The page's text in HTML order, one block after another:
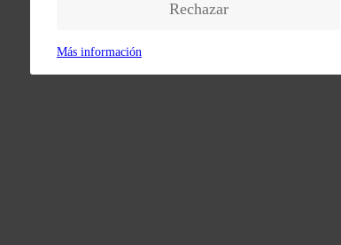
Rechazar
Más información